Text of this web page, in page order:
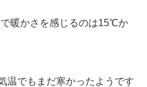
暖かさを感じるのは15℃か
温でもまだ寒かったようです